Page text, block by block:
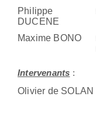
Philippe
DUCENE
Maxime BONO
Intervenants :
Olivier de SOLAN